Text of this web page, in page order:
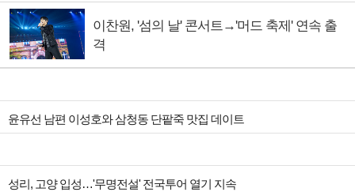
이찬원, '섬의 날' 콘서트→'머드 축제' 연속 출
격
윤유선 남편 이성호와 삼청동 단팥죽 맛집 데이트
성리, 고양 입성…'무명전설' 전국투어 열기 지속